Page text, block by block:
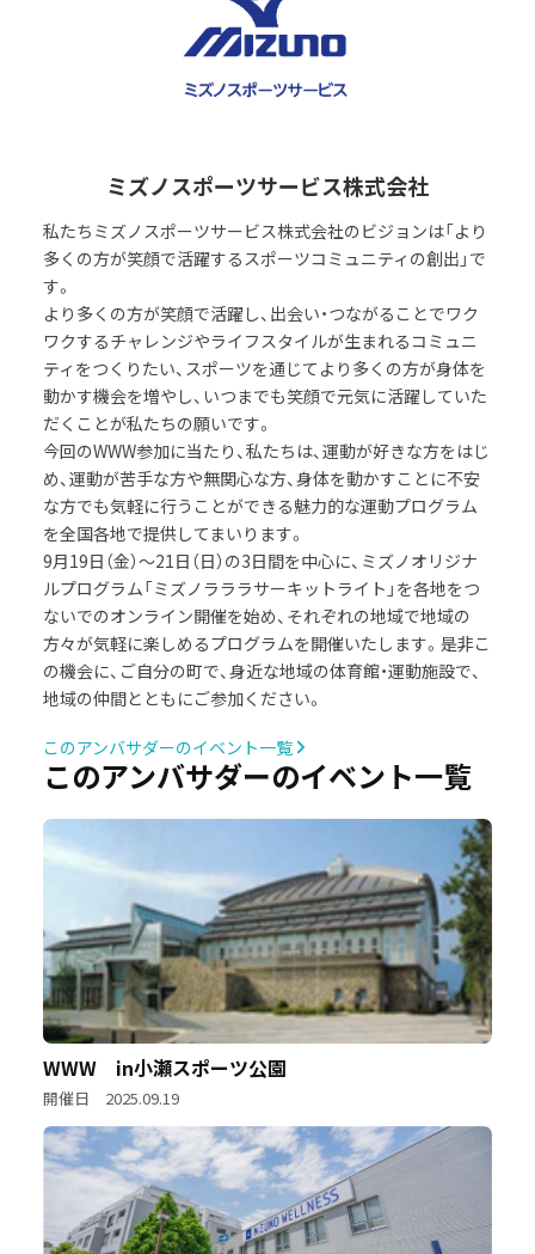
ミズノスポーツサービス株式会社
私たちミズノスポーツサービス株式会社のビジョンは「より
多くの方が笑顔で活躍するスポーツコミュニティの創出」で
す。
より多くの方が笑顔で活躍し、出会い・つながることでワク
ワクするチャレンジやライフスタイルが生まれるコミュニ
ティをつくりたい、スポーツを通じてより多くの方が身体を
動かす機会を増やし、いつまでも笑顔で元気に活躍していた
だくことが私たちの願いです。
今回のWWW参加に当たり、私たちは、運動が好きな方をはじ
め、運動が苦手な方や無関心な方、身体を動かすことに不安
な方でも気軽に行うことができる魅力的な運動プログラム
を全国各地で提供してまいります。
9月19日（金）～21日（日）の3日間を中心に、ミズノオリジナ
ルプログラム「ミズノラララサーキットライト」を各地をつ
ないでのオンライン開催を始め、それぞれの地域で地域の
方々が気軽に楽しめるプログラムを開催いたします。是非こ
の機会に、ご自分の町で、身近な地域の体育館・運動施設で、
地域の仲間とともにご参加ください。
このアンバサダーのイベント一覧
このアンバサダーのイベント一覧
WWW in小瀬スポーツ公園
開催日 2025.09.19